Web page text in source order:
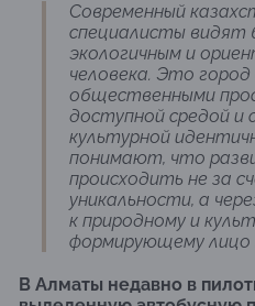
Современный
специалисты видят
экологичным и
человека. Это
общественными
доступной средой и
культурной
понимают, что
происходить не за
уникальности, а
к природному и
формирующему лицо
В Алматы недавно в